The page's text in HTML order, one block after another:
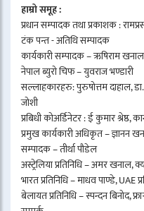
हाम्रो समूह :
प्रधान सम्पादक तथा प्रकाशक :
टंक पन्त - अतिथि सम्पादक
कार्यकारी सम्पादक – ऋषिराम
नेपाल ब्युरो चिफ – युवराज भण्डारी
सल्लाहकारहरु: पुरुषोत्तम दाहाल,
जोशी
प्रबिधी कोअर्डिनेटर : ई कुमार श्रेष्ठ,
प्रमुख कार्यकारी अधिकृत – ज्ञानन
सम्पादक – तीर्था पौडेल
अस्ट्रेलिया प्रतिनिधि – अमर खनाल,
भारत प्रतिनिधि – माधव पाण्डे, UAE
बेलायत प्रतिनिधि – स्पन्दन बिनोद,